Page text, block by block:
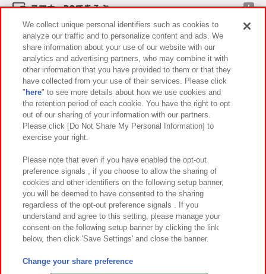
スマホ・PCであそぶ
イベント・キャンペーン
関連会社 サステナビリティ サイトポリシー
プライバシーポリシー ウェブアクセシビリティ方針と検証結果
お取引先さまとともに
カスタマーハラスメント対応方針 よくあるご質問・お問い合わせ
©Bandai Namco Amusement Inc.
©Bandai Namco Amusement Lab Inc.
We collect unique personal identifiers such as cookies to
analyze our traffic and to personalize content and ads. We
share information about your use of our website with our
analytics and advertising partners, who may combine it with
other information that you have provided to them or that they
have collected from your use of their services. Please click
" here" to see more details about how we use cookies and
the retention period of each cookie. You have the right to opt
out of our sharing of your information with our partners.
Please click [Do Not Share My Personal Information] to
exercise your right.
Please note that even if you have enabled the opt-out
preference signals , if you choose to allow the sharing of
cookies and other identifiers on the following setup banner,
you will be deemed to have consented to the sharing
regardless of the opt-out preference signals . If you
understand and agree to this setting, please manage your
consent on the following setup banner by clicking the link
below, then click 'Save Settings' and close the banner.
Change your share preference